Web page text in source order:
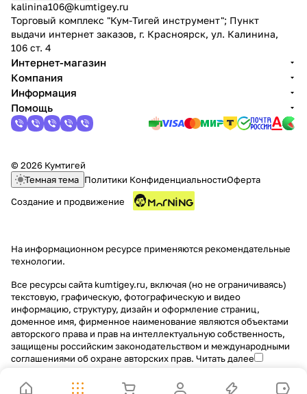
kalinina106@kumtigey.ru
Торговый комплекс "Кум-Тигей инструмент"; Пункт
выдачи интернет заказов, г. Красноярск, ул. Калинина,
106 ст. 4
Интернет-магазин
Компания
Информация
Помощь
© 2026 Кумтигей
Темная тема Политики КонфиденциальностиОферта
Создание и продвижение
На информационном ресурсе применяются рекомендательные
технологии.
Все ресурсы сайта kumtigey.ru, включая (но не ограничиваясь)
текстовую, графическую, фотографическую и видео
информацию, структуру, дизайн и оформление страниц,
доменное имя, фирменное наименование являются объектами
авторского права и прав на интеллектуальную собственность,
защищены российским законодательством и международными
соглашениями об охране авторских прав. Читать далее
раз в 2 недели